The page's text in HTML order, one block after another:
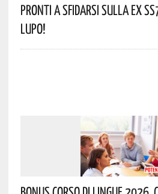
Pronti A Sfidarsi Sulla Ex
Lupo!